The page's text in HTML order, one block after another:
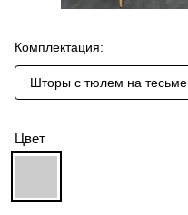
Комплектация:
Шторы с тюлем на тесьме
Цвет